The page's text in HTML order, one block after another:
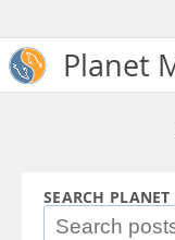
Planet
SEARCH